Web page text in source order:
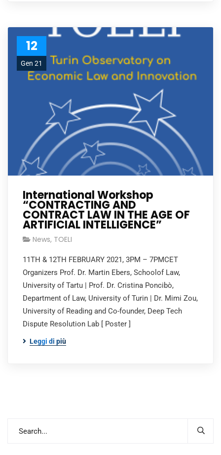
12
Gen 21
International Workshop
“CONTRACTING AND
CONTRACT LAW IN THE AGE OF
ARTIFICIAL INTELLIGENCE”
News, TOELI
11TH & 12TH FEBRUARY 2021, 3PM – 7PMCET
Organizers Prof. Dr. Martin Ebers, Schoolof Law,
University of Tartu | Prof. Dr. Cristina Poncibò,
Department of Law, University of Turin | Dr. Mimi Zou,
University of Reading and Co-founder, Deep Tech
Dispute Resolution Lab [ Poster ]
Leggi di più